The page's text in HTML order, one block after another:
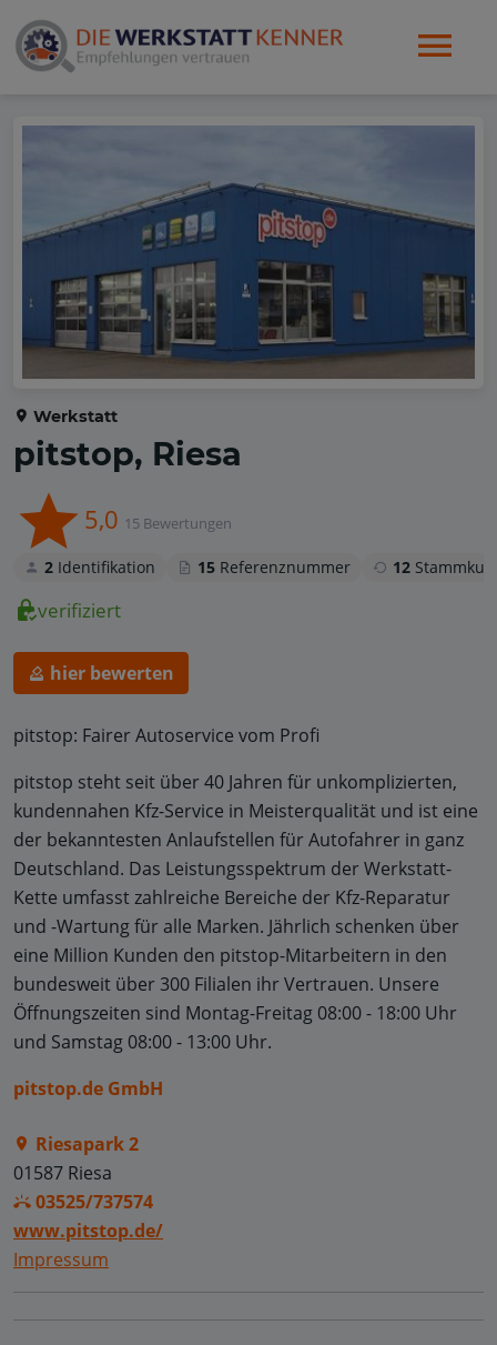
Werkstatt
pitstop, Riesa
5,0 15 Bewertungen
2 Identifikation 15 Referenznummer 12
verifiziert
hier bewerten
pitstop: Fairer Autoservice vom Profi
pitstop steht seit über 40 Jahren für unkomplizierten,
kundennahen Kfz-Service in Meisterqualität und ist eine
der bekanntesten Anlaufstellen für Autofahrer in ganz
Deutschland. Das Leistungsspektrum der Werkstatt-
Kette umfasst zahlreiche Bereiche der Kfz-Reparatur
und -Wartung für alle Marken. Jährlich schenken über
eine Million Kunden den pitstop-Mitarbeitern in den
bundesweit über 300 Filialen ihr Vertrauen. Unsere
Öffnungszeiten sind Montag-Freitag 08:00 - 18:00 Uhr
und Samstag 08:00 - 13:00 Uhr.
pitstop.de GmbH
Riesapark 2
01587 Riesa
03525/737574
www.pitstop.de/
Impressum